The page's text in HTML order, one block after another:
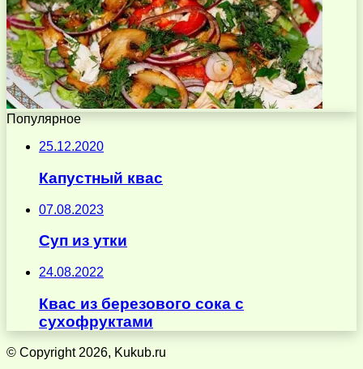
Популярное
25.12.2020
Капустный квас
07.08.2023
Суп из утки
24.08.2022
Квас из березового сока с
сухофруктами
© Copyright 2026, Kukub.ru